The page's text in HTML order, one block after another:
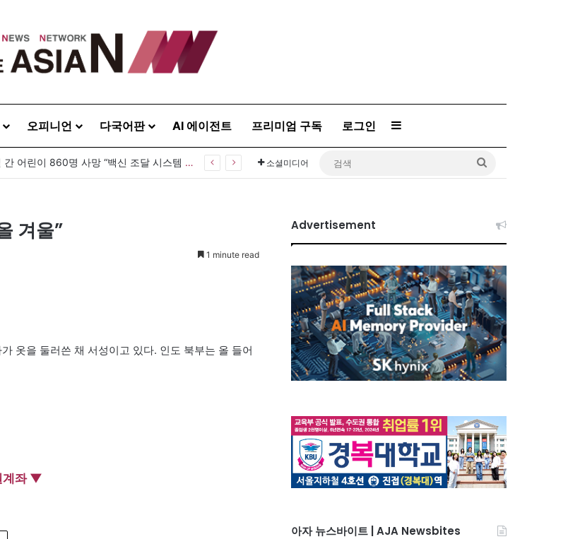
오피니언 다국어판 AI 에이전트 프리미엄 구독 로그인 Sidebar
방글라데시 홍역 비상, 5개월 간 어린이 860명 사망 “백신 조달 시스템 변경이 화근” 소셜미디어
겨울”
1 minute read
옷을 둘러쓴 채 서성이고 있다. 인도 북부는 올 들어
계좌 ▼
Advertisement
아자 뉴스바이트 | AJA Newsbites